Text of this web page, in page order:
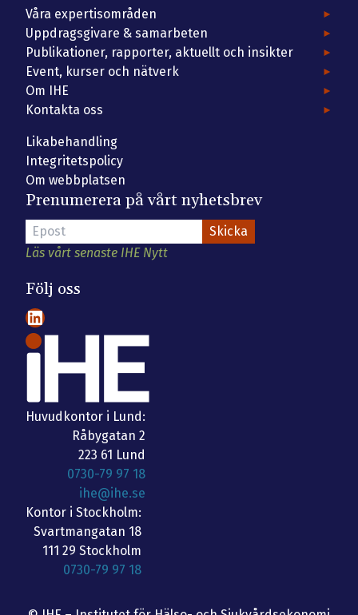
Våra expertisområden
Uppdragsgivare & samarbeten
Publikationer, rapporter, aktuellt och insikter
Event, kurser och nätverk
Om IHE
Kontakta oss
Likabehandling
Integritetspolicy
Om webbplatsen
Prenumerera på vårt nyhetsbrev
Läs vårt senaste IHE Nytt
Följ oss
LinkedIn
Huvudkontor i Lund:
Råbygatan 2
223 61 Lund
0730-79 97 18
ihe@ihe.se
Kontor i Stockholm:
Svartmangatan 18
111 29 Stockholm
0730-79 97 18